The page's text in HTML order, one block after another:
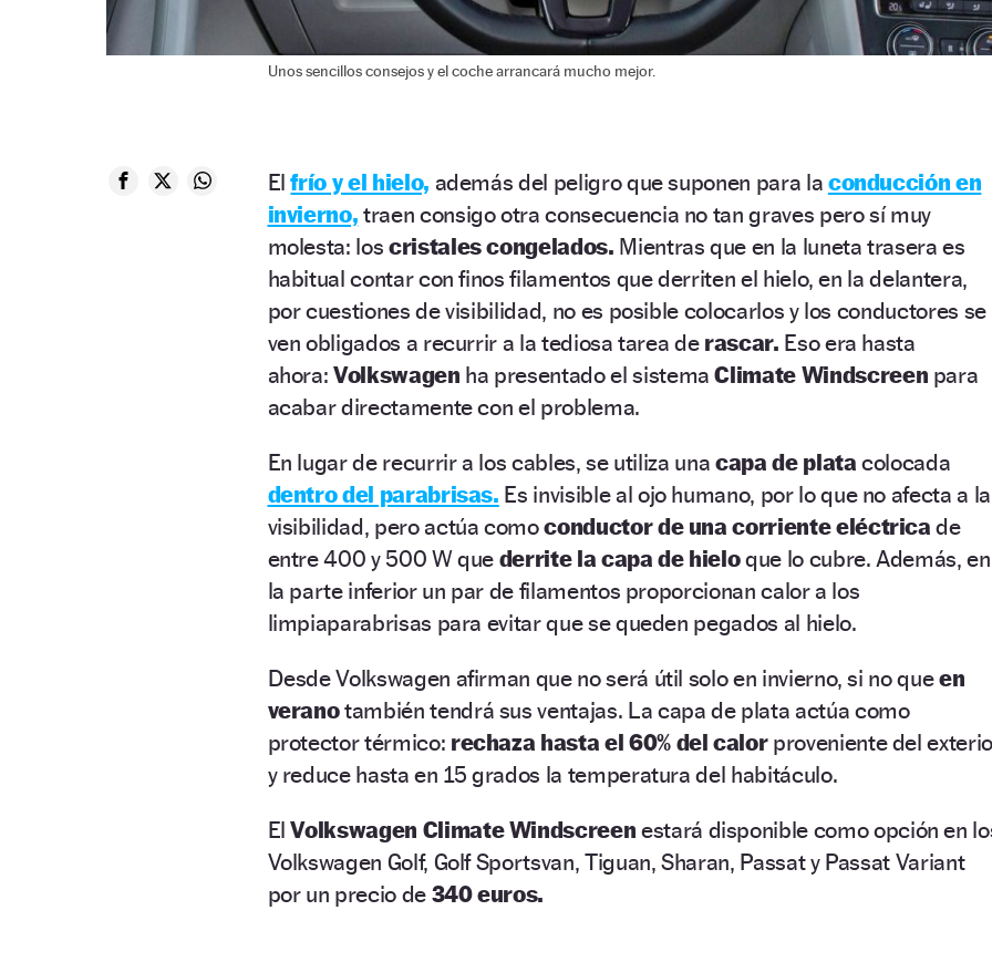
Unos sencillos consejos y el coche arrancará mucho mejor.
Elfrío y el hielo, además del peligro que suponen para la conducción en
invierno, traen consigo otra consecuencia no tan graves pero sí muy
molesta: los cristales congelados. Mientras que en la luneta trasera es
habitual contar con finos filamentos que derriten el hielo, en la delantera,
por cuestiones de visibilidad, no es posible colocarlos y los conductores se
ven obligados a recurrir a la tediosa tarea derascar. Eso era hasta
ahora:Volkswagen ha presentado el sistemaClimate Windscreen para
acabar directamente con el problema.
En lugar de recurrir a los cables, se utiliza una capa de plata colocada
dentro del parabrisas. Es invisible al ojo humano, por lo que no afecta a la
visibilidad, pero actúa comoconductor de una corriente eléctrica de
entre 400 y 500 W que derrite la capa de hieloque lo cubre. Además, en
la parte inferior un par de filamentos proporcionan calor a los
limpiaparabrisas para evitar que se queden pegados al hielo.
Desde Volkswagen afirman que no será útil solo en invierno, si no queen
veranotambién tendrá sus ventajas. La capa de plata actúa como
protector térmico: rechaza hasta el 60% del calor proveniente del
y reduce hasta en 15 grados la temperatura del habitáculo.
ElVolkswagen Climate Windscreen estará disponible como opción en
Volkswagen Golf, Golf Sportsvan, Tiguan, Sharan, Passat y Passat Variant
por un precio de 340 euros.